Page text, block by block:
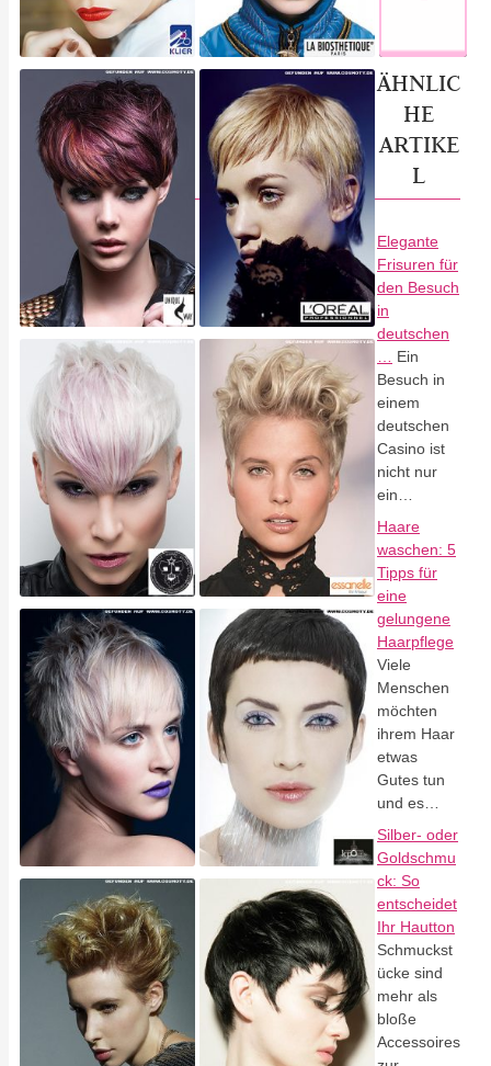
ÄHNLIC
HE
ARTIKE
L
Elegante
Frisuren für
den Besuch
in
deutschen
Ein
Besuch in
einem
deutschen
Casino ist
nicht nur
ein…
Haare
waschen: 5
Tipps für
eine
gelungene
Haarpflege
Viele
Menschen
möchten
ihrem Haar
etwas
Gutes tun
und es…
Silber- oder
Goldschmu
ck: So
entscheidet
Ihr Hautton
Schmuckst
ücke sind
mehr als
bloße
Accessoires